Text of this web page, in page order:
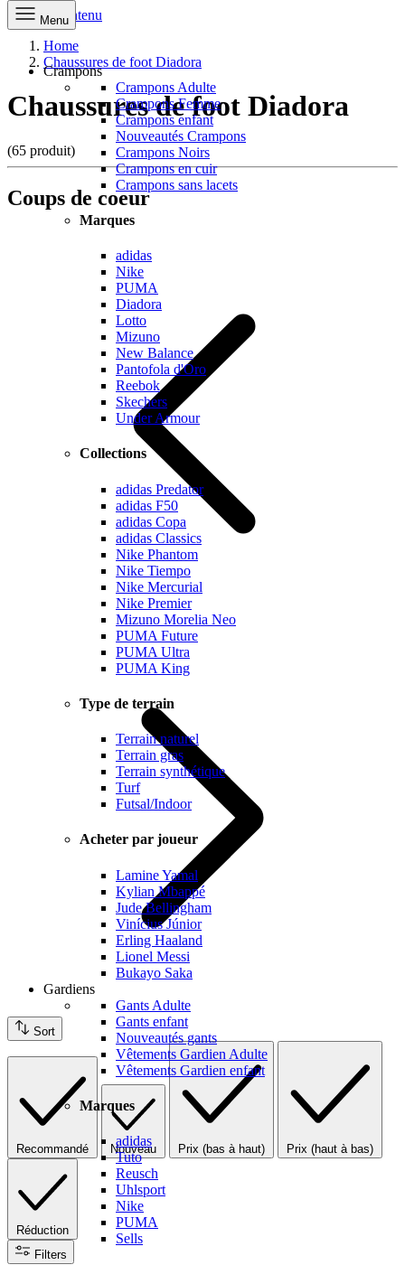
Aller au contenu
Menu
Crampons
Crampons Adulte
Crampons Femme
Crampons enfant
Nouveautés Crampons
Crampons Noirs
Crampons en cuir
Crampons sans lacets
Marques
adidas
Nike
PUMA
Diadora
Lotto
Mizuno
New Balance
Pantofola d'Oro
Reebok
Skechers
Under Armour
Collections
adidas Predator
adidas F50
adidas Copa
adidas Classics
Nike Phantom
Nike Tiempo
Nike Mercurial
Nike Premier
Mizuno Morelia Neo
PUMA Future
PUMA Ultra
PUMA King
Type de terrain
Terrain naturel
Terrain gras
Terrain synthétique
Turf
Futsal/Indoor
Acheter par joueur
Lamine Yamal
Kylian Mbappé
Jude Bellingham
Vinícius Júnior
Erling Haaland
Lionel Messi
Bukayo Saka
Gardiens
Gants Adulte
Gants enfant
Nouveautés gants
Vêtements Gardien Adulte
Vêtements Gardien enfant
Marques
adidas
Tuto
Reusch
Uhlsport
Nike
PUMA
Sells
Home
Chaussures de foot Diadora
Chaussures de foot Diadora
(65 produit)
Coups de coeur
Sort
Recommandé Nouveau Prix (bas à haut) Prix (haut à bas)
Réduction
Filters